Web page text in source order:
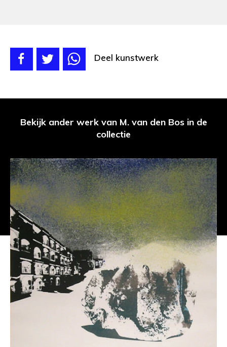
Deel kunstwerk
Bekijk ander werk van M. van den Bos in de
collectie